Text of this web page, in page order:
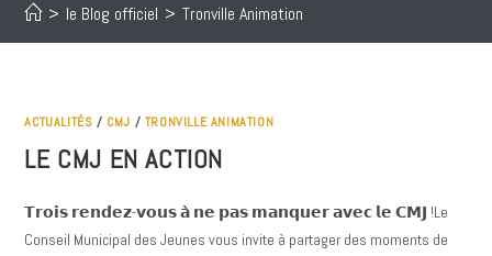
> le Blog officiel > Tronville Animation
ACTUALITÉS / CMJ / TRONVILLE ANIMATION
LE CMJ EN ACTION
𝗧𝗿𝗼𝗶𝘀 𝗿𝗲𝗻𝗱𝗲𝘇-𝘃𝗼𝘂𝘀 𝗮̀ 𝗻𝗲 𝗽𝗮𝘀 𝗺𝗮𝗻𝗾𝘂𝗲𝗿 𝗮𝘃𝗲𝗰 𝗹𝗲 𝗖𝗠𝗝 !Le
Conseil Municipal des Jeunes vous invite à partager des moments de